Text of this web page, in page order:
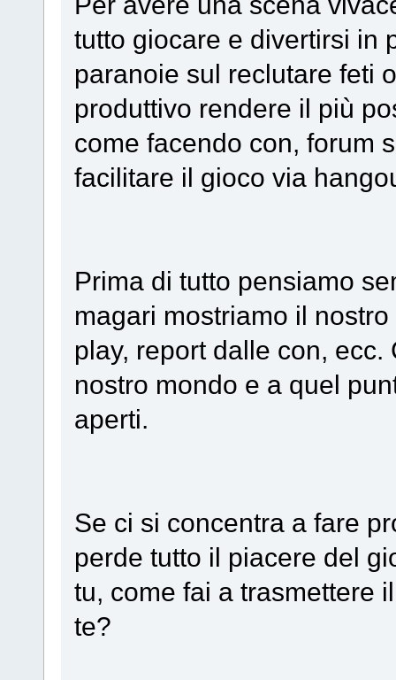
tutto giocare e divertirsi in
paranoie sul reclutare feti
produttivo rendere il più
come facendo con, forum
facilitare il gioco via
Prima di tutto pensiamo
magari mostriamo il
play, report dalle con,
nostro mondo e a quel
aperti.
Se ci si concentra a fare
perde tutto il piacere del
tu, come fai a trasmettere
te?